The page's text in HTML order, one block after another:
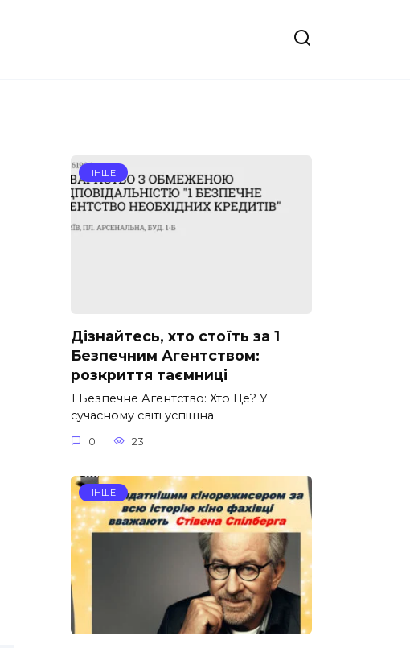
ІНШЕ
Дізнайтесь, хто стоїть за 1
Безпечним Агентством:
розкриття таємниці
1 Безпечне Агентство: Хто Це? У
сучасному світі успішна
0 23
ІНШЕ